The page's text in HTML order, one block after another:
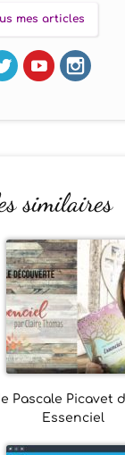
mes articles
similaires
Pascale Picavet
Essenciel